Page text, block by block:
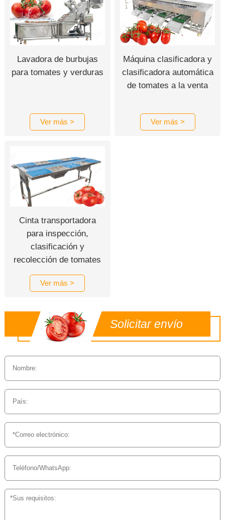
Lavadora de burbujas
para tomates y verduras
Ver más >
Máquina clasificadora y
clasificadora automática
de tomates a la venta
Ver más >
Cinta transportadora
para inspección,
clasificación y
recolección de tomates
de grado alimenticio
Ver más >
Solicitar envío